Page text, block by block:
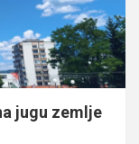
jugu zemlje